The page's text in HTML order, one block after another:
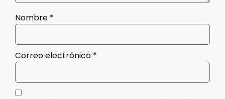
Nombre *
Correo electrónico *